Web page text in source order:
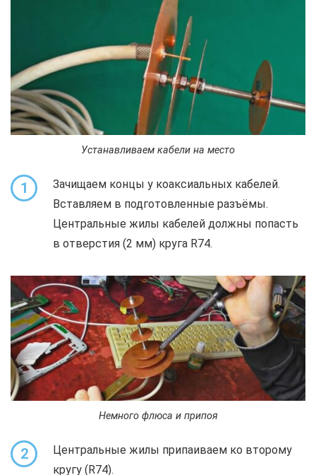
Устанавливаем кабели на место
1
Зачищаем концы у коаксиальных кабелей.
Вставляем в подготовленные разъёмы.
Центральные жилы кабелей должны попасть
в отверстия (2 мм) круга R74.
Немного флюса и припоя
2
Центральные жилы припаиваем ко второму
кругу (R74).